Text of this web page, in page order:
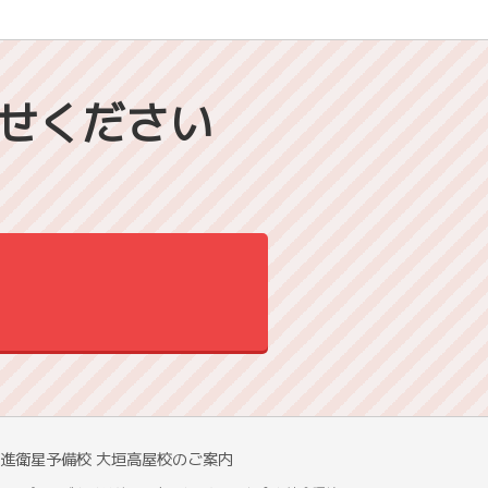
ください
衛星予備校 大垣高屋校のご案内